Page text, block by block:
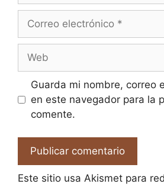
Correo
Web
Guarda mi nombre, correo
en este navegador para la
comente.
Este sitio usa Akismet para